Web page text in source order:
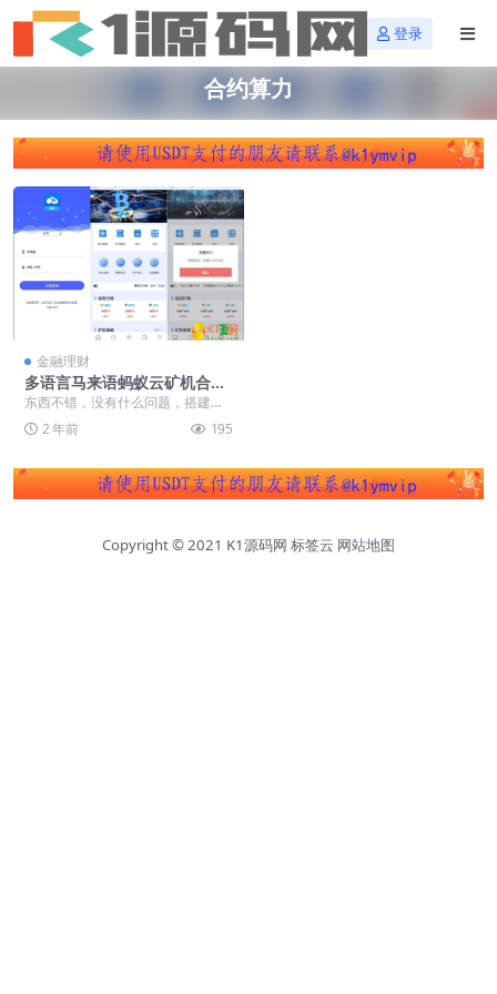
登录
合约算力
金融理财
多语言马来语蚂蚁云矿机合约
算力二开修复版源码下载
东西不错，没有什么问题，搭建也
很简单。 目前有三语言，中文，英
文，马来语。 每日...
2 年前 195
Copyright © 2021 K1源码网 标签云 网站地图